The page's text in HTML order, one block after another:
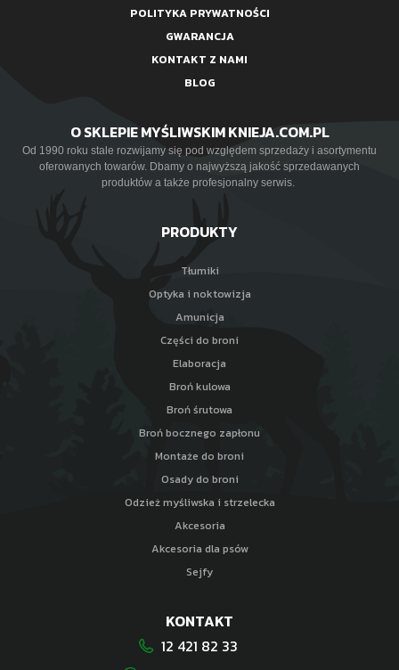
POLITYKA PRYWATNOŚCI
GWARANCJA
KONTAKT Z NAMI
BLOG
O SKLEPIE MYŚLIWSKIM KNIEJA.COM.PL
Od 1990 roku stale rozwijamy się pod względem sprzedaży i asortymentu
oferowanych towarów. Dbamy o najwyższą jakość sprzedawanych
produktów a także profesjonalny serwis.
PRODUKTY
Tłumiki
Optyka i noktowizja
Amunicja
Części do broni
Elaboracja
Broń kulowa
Broń śrutowa
Broń bocznego zapłonu
Montaże do broni
Osady do broni
Odzież myśliwska i strzelecka
Akcesoria
Akcesoria dla psów
Sejfy
KONTAKT
12 421 82 33